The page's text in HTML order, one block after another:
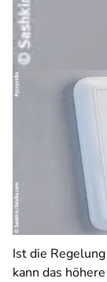
Ist die
kann das